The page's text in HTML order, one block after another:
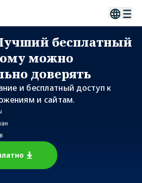
бесплатный
можно
доверять
и бесплатный доступ к
и сайтам.